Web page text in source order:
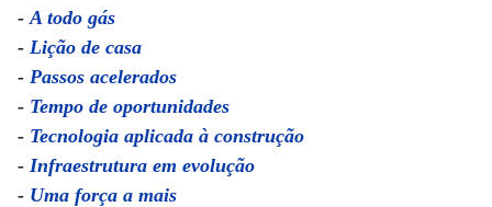
-A todo gás
- Lição de casa
- Passos acelerados
- Tempo de oportunidades
- Tecnologia aplicada à construção
- Infraestrutura em evolução
- Uma força a mais